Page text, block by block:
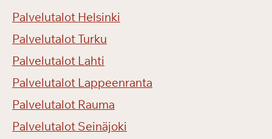
Palvelutalot Helsinki
Palvelutalot Turku
Palvelutalot Lahti
Palvelutalot Lappeenranta
Palvelutalot Rauma
Palvelutalot Seinäjoki